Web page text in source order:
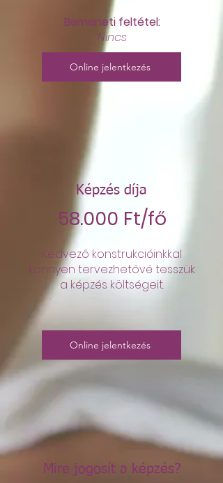
Bemeneti feltétel:
Nincs
Online jelentkezés
Képzés díja
58.000 Ft/fő
Kedvező konstrukcióinkkal
könnyen tervezhetővé tesszük
a képzés költségeit.
Online jelentkezés
Mire jogosít a képzés?